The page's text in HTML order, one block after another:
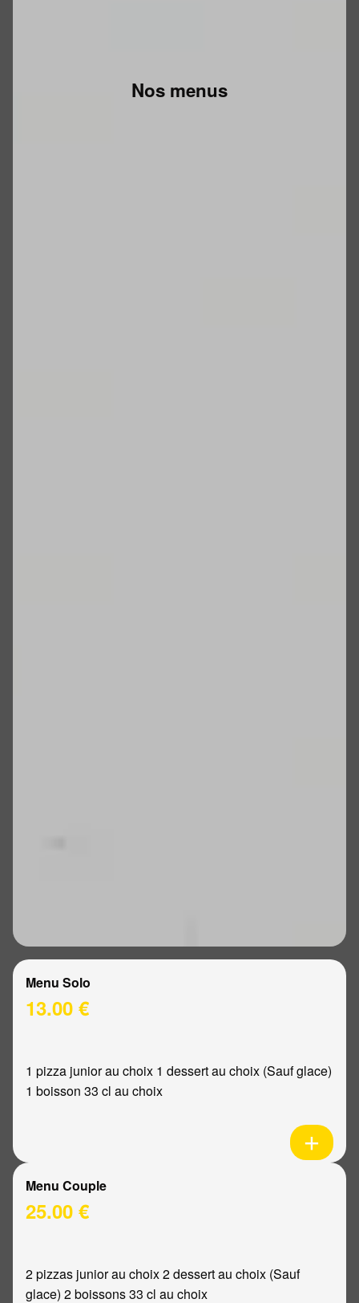
Nos menus
Menu Solo
13.00 €
1 pizza junior au choix 1 dessert au choix (Sauf glace)
1 boisson 33 cl au choix
Menu Couple
25.00 €
2 pizzas junior au choix 2 dessert au choix (Sauf
glace) 2 boissons 33 cl au choix